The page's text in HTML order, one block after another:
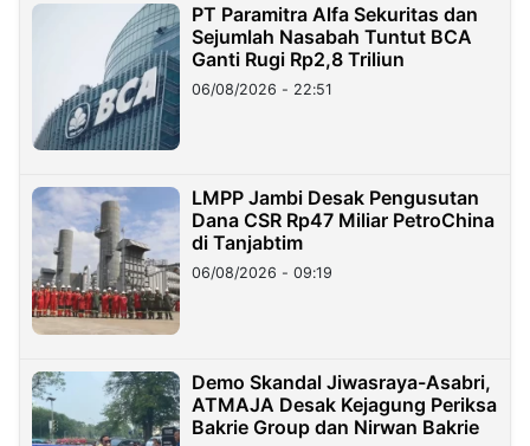
PT Paramitra Alfa Sekuritas dan
Sejumlah Nasabah Tuntut BCA
Ganti Rugi Rp2,8 Triliun
06/08/2026 - 22:51
LMPP Jambi Desak Pengusutan
Dana CSR Rp47 Miliar PetroChina
di Tanjabtim
06/08/2026 - 09:19
Demo Skandal Jiwasraya-Asabri,
ATMAJA Desak Kejagung Periksa
Bakrie Group dan Nirwan Bakrie